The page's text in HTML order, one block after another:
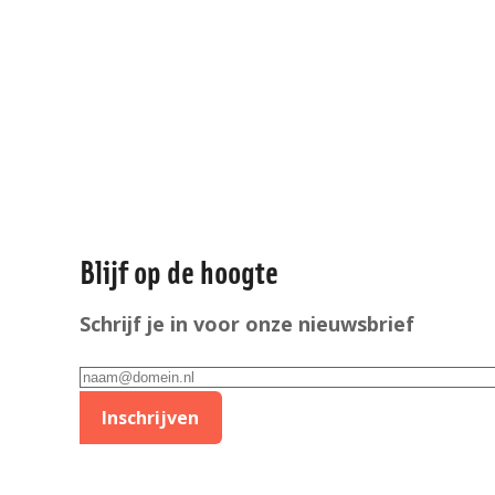
informatieBlijf op de hoogte
Schrijf je in voor onze nieuwsbrief
E-
mailadres
Inschrijven